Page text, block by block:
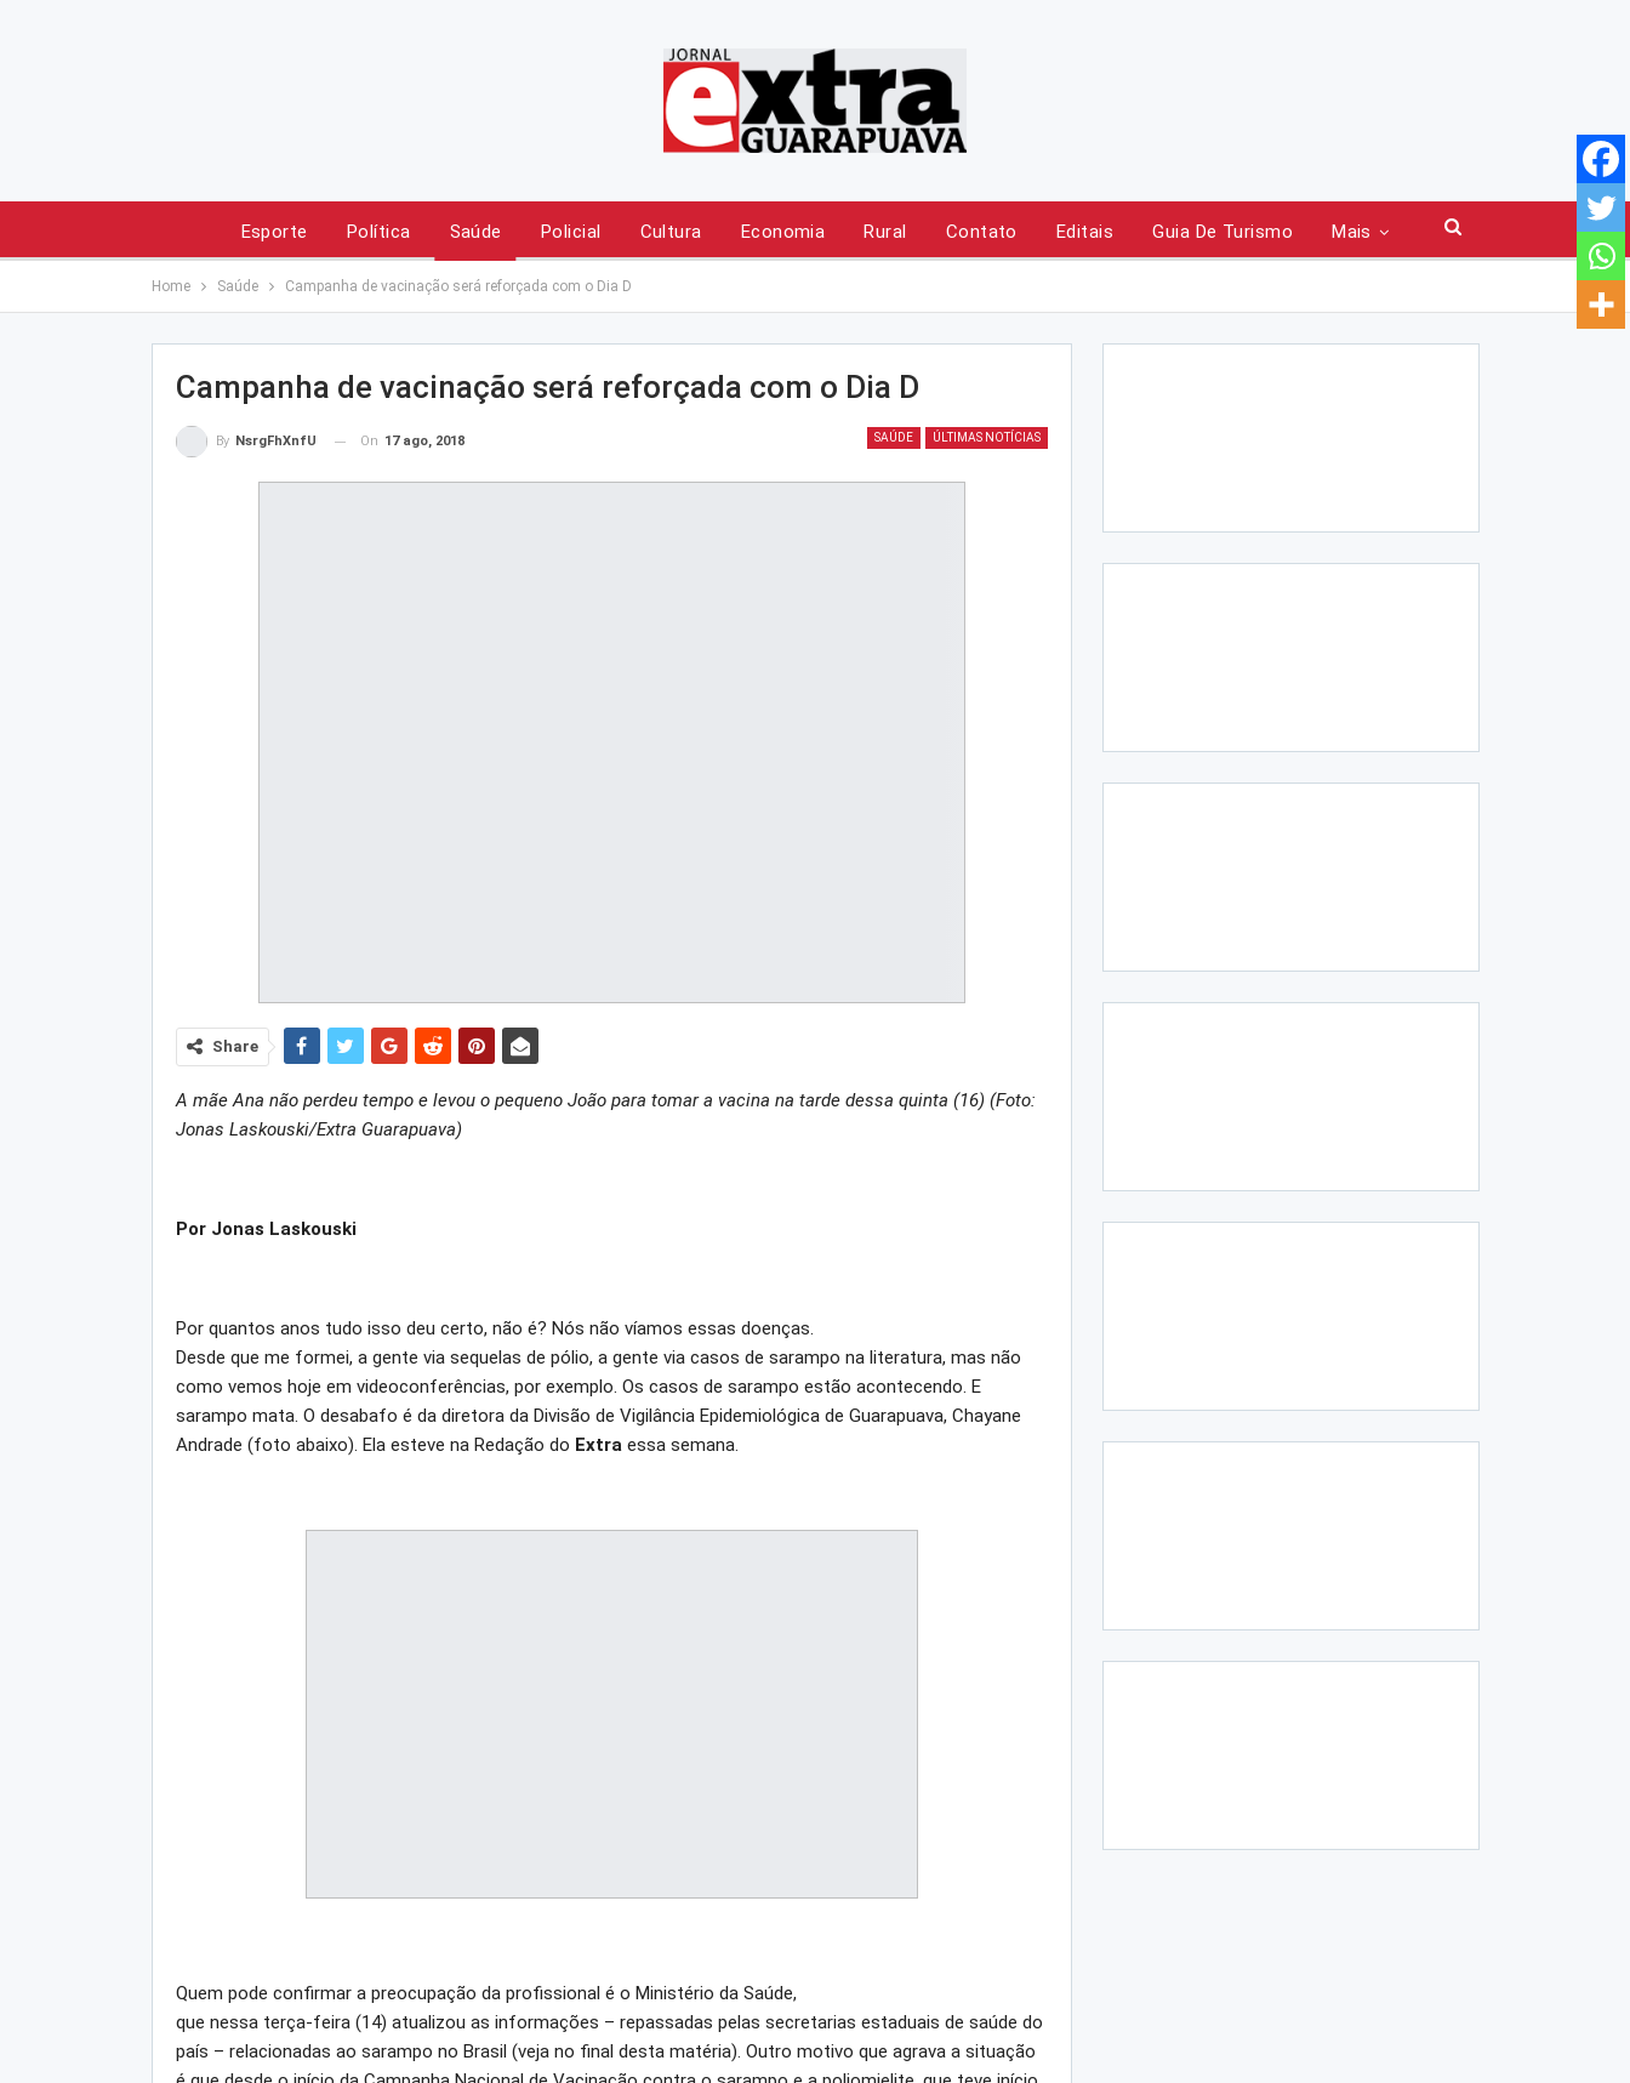
Esporte Política Saúde Policial Cultura Economia Rural Contato Editais Guia De Turismo Mais
Home Saúde Campanha de vacinação será reforçada com o Dia D
Campanha de vacinação será reforçada com o Dia D
SAÚDE ÚLTIMAS NOTÍCIAS
By NsrgFhXnfU On 17 ago, 2018
Share
A mãe Ana não perdeu tempo e levou o pequeno João para tomar a vacina na tarde dessa quinta (16) (Foto:
Jonas Laskouski/Extra Guarapuava)
Por Jonas Laskouski
Por quantos anos tudo isso deu certo, não é? Nós não víamos essas doenças.
Desde que me formei, a gente via sequelas de pólio, a gente via casos de sarampo na literatura, mas não
como vemos hoje em videoconferências, por exemplo. Os casos de sarampo estão acontecendo. E
sarampo mata. O desabafo é da diretora da Divisão de Vigilância Epidemiológica de Guarapuava, Chayane
Andrade (foto abaixo). Ela esteve na Redação do Extraessa semana.
Quem pode confirmar a preocupação da profissional é o Ministério da Saúde,
que nessa terça-feira (14) atualizou as informações – repassadas pelas secretarias estaduais de saúde do
país – relacionadas ao sarampo no Brasil (veja no final desta matéria). Outro motivo que agrava a situação